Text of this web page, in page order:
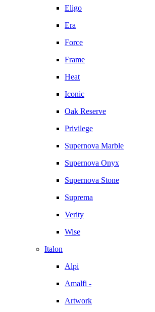
Eligo
Era
Force
Frame
Heat
Iconic
Oak Reserve
Privilege
Supernova Marble
Supernova Onyx
Supernova Stone
Suprema
Verity
Wise
Italon
Alpi
Amalfi -
Artwork